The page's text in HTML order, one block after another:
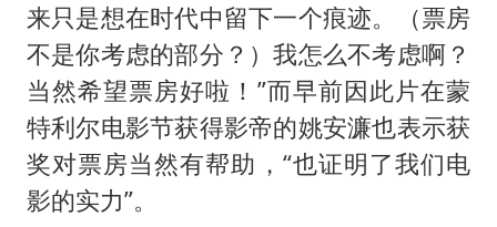
来只是想在时代中留下一个痕迹。（票房
不是你考虑的部分？）我怎么不考虑啊？
当然希望票房好啦！”而早前因此片在蒙
特利尔电影节获得影帝的姚安濂也表示获
奖对票房当然有帮助，“也证明了我们电
影的实力”。